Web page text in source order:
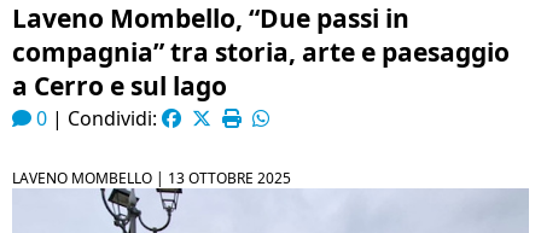
Laveno Mombello, “Due passi in
compagnia” tra storia, arte e paesaggio
a Cerro e sul lago
0 | Condividi:
LAVENO MOMBELLO | 13 OTTOBRE 2025